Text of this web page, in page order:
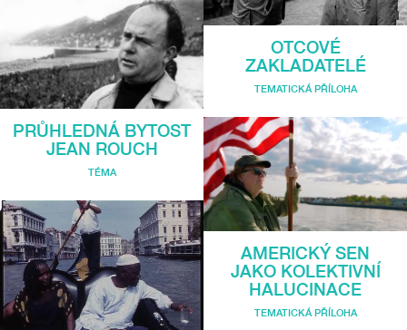
PRŮHLEDNÁ BYTOST
JEAN ROUCH
TÉMA
OTCOVÉ
ZAKLADATELÉ
TEMATICKÁ PŘÍLOHA
AMERICKÝ SEN
JAKO KOLEKTIVNÍ
HALUCINACE
TEMATICKÁ PŘÍLOHA